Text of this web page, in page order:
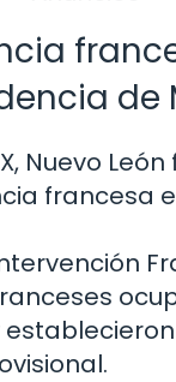
de
Nuevo
francesa